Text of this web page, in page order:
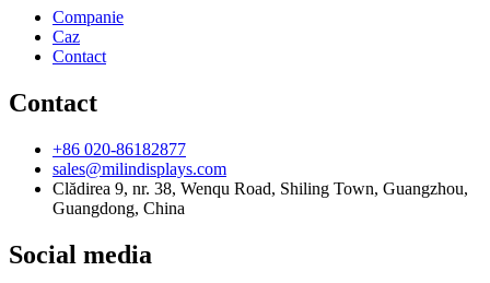
Companie
Caz
Contact
Contact
+86 020-86182877
sales@milindisplays.com
Clădirea 9, nr. 38, Wenqu Road, Shiling Town, Guangzhou,
Guangdong, China
Social media